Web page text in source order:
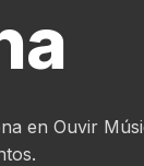
en Ouvir